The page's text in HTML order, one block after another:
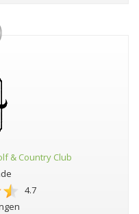
& Country Club
4.7